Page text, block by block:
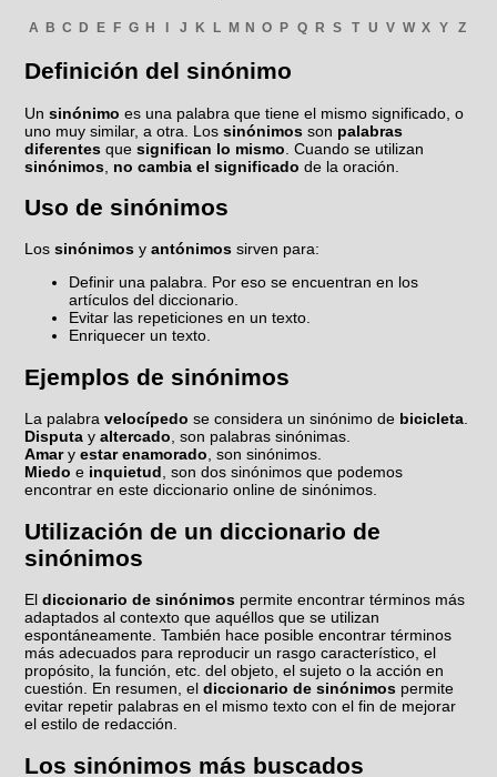
A B C D E F G H I J K L M N O P Q R S T U V W X Y Z
Definición del sinónimo
Unsinónimo es una palabra que tiene el mismo significado, o
uno muy similar, a otra. Lossinónimos son palabras
diferentes quesignifican lo mismo . Cuando se utilizan
sinónimos no cambia el significado de la oración.
Uso de sinónimos
Lossinónimos yantónimos sirven para:
Definir una palabra. Por eso se encuentran en los
artículos del diccionario.
Evitar las repeticiones en un texto.
Enriquecer un texto.
Ejemplos de sinónimos
La palabravelocípedo se considera un sinónimo de bicicleta.
Disputa yaltercado, son palabras sinónimas.
Amaryestar enamorado, son sinónimos.
Miedo e inquietud, son dos sinónimos que podemos
encontrar en este diccionario online de sinónimos.
Utilización de un diccionario de
sinónimos
Eldiccionario de sinónimos permite encontrar términos más
adaptados al contexto que aquéllos que se utilizan
espontáneamente. También hace posible encontrar términos
más adecuados para reproducir un rasgo característico, el
propósito, la función, etc. del objeto, el sujeto o la acción en
cuestión. En resumen, eldiccionario de sinónimos permite
evitar repetir palabras en el mismo texto con el fin de mejorar
el estilo de redacción.
Los sinónimos más buscados